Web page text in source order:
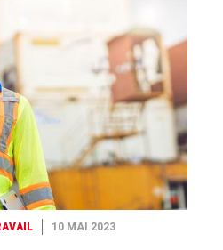
10 MAI 2023